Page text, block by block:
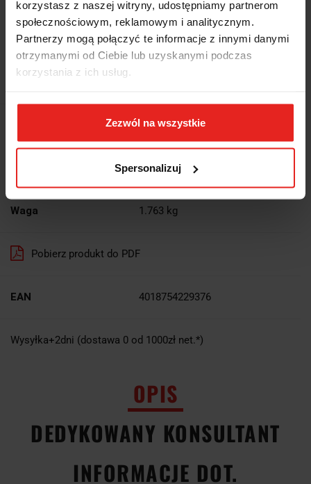
korzystasz z naszej witryny, udostępniamy partnerom
społecznościowym, reklamowym i analitycznym.
Partnerzy mogą połączyć te informacje z innymi danymi
otrzymanymi od Ciebie lub uzyskanymi podczas
korzystania z ich usług.
Zezwól na wszystkie
Spersonalizuj
2351.76
2939.70
-20%
2351.76
10 dni
Cena przesyłki 0
Waga 1.763 kg
Pobierz produkt do PDF
EAN 4018754229376
Wysyłka+2dni (dostawa 0 od 1000zł net.*)
OPIS
DEDYKOWANY KONSULTANT
INFORMACJE DOT.